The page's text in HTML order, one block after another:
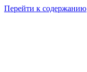
Перейти к содержанию